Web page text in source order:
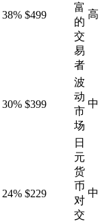
38% $499
富
的
交
易
者
高
30% $399
波
动
市
场
中
24% $229
日
元
货
币
对
交
中